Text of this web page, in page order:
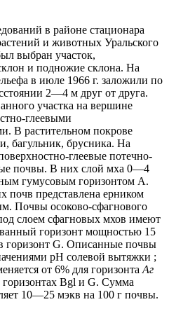
в районе стационара
и животных Уральского
выбран участок,
и подножие склона. На
в июле 1966 г. заложили по
2—4 м друг от друга.
участка на вершине
глеевыми
В растительном покрове
багульник, брусника. На
глеевые потечно-
почвы. В них слой мха 0—4
гумусовым горизонтом А.
почв представлена ерником
Почвы осоково-сфагнового
слоем сфагновых мхов имеют
горизонт мощностью 15
горизонт G. Описанные почвы
pH солевой вытяжки ;
от 6% для горизонта Аг
горизонтах Bgl и G. Сумма
10—25 мэкв на 100 г почвы.